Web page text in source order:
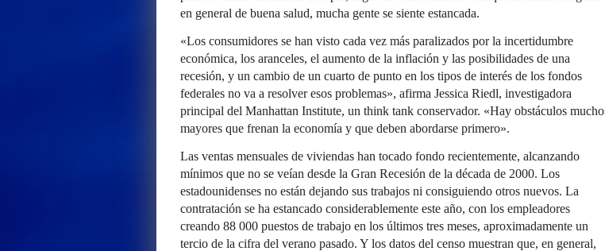
en general de buena salud, mucha gente se siente estancada.
«Los consumidores se han visto cada vez más paralizados por la incertidumbre
económica, los aranceles, el aumento de la inflación y las posibilidades de una
recesión, y un cambio de un cuarto de punto en los tipos de interés de los fondos
federales no va a resolver esos problemas», afirma Jessica Riedl, investigadora
principal del Manhattan Institute, un think tank conservador. «Hay obstáculos mucho
mayores que frenan la economía y que deben abordarse primero».
Las ventas mensuales de viviendas han tocado fondo recientemente, alcanzando
mínimos que no se veían desde la Gran Recesión de la década de 2000. Los
estadounidenses no están dejando sus trabajos ni consiguiendo otros nuevos. La
contratación se ha estancado considerablemente este año, con los empleadores
creando 88 000 puestos de trabajo en los últimos tres meses, aproximadamente un
tercio de la cifra del verano pasado. Y los datos del censo muestran que, en general,